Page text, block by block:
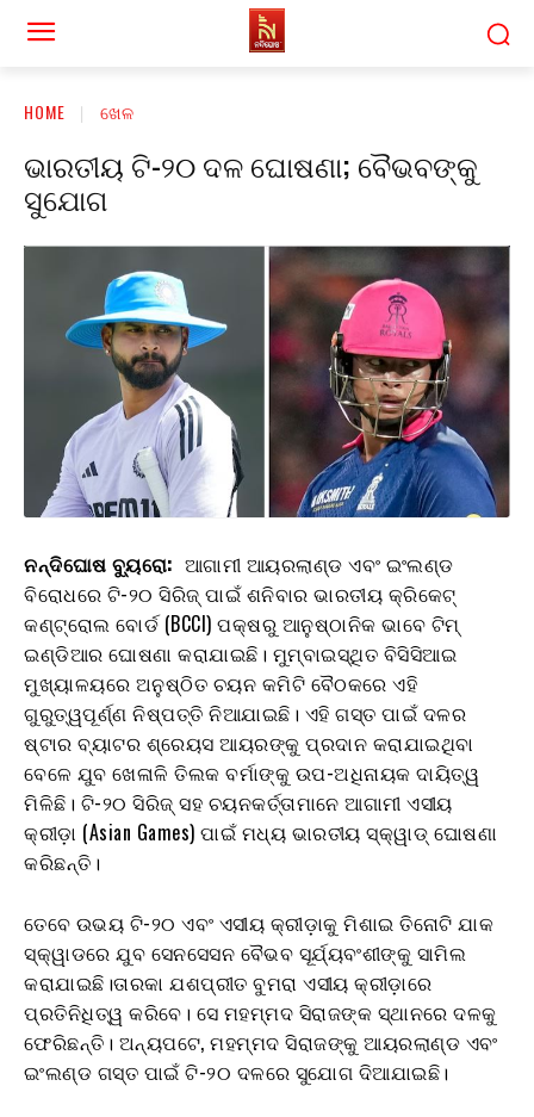
HOME ଖେଳ
ଭାରତୀୟ ଟି-୨୦ ଦଳ ଘୋଷଣା; ବୈଭବଙ୍କୁ
ସୁଯୋଗ
ନନ୍ଦିଘୋଷ ବ୍ୟୁରୋ: ଆଗାମୀ ଆୟରଲାଣ୍ଡ ଏବଂ ଇଂଲଣ୍ଡ
ବିରୋଧରେ ଟି-୨୦ ସିରିଜ୍ ପାଇଁ ଶନିବାର ଭାରତୀୟ କ୍ରିକେଟ୍
କଣ୍ଟ୍ରୋଲ ବୋର୍ଡ (BCCI) ପକ୍ଷରୁ ଆନୁଷ୍ଠାନିକ ଭାବେ ଟିମ୍
ଇଣ୍ଡିଆର ଘୋଷଣା କରାଯାଇଛି। ମୁମ୍ବାଇସ୍ଥିତ ବିସିସିଆଇ
ମୁଖ୍ୟାଳୟରେ ଅନୁଷ୍ଠିତ ଚୟନ କମିଟି ବୈଠକରେ ଏହି
ଗୁରୁତ୍ୱପୂର୍ଣ୍ଣ ନିଷ୍ପତ୍ତି ନିଆଯାଇଛି। ଏହି ଗସ୍ତ ପାଇଁ ଦଳର
ଷ୍ଟାର ବ୍ୟାଟର ଶ୍ରେୟସ ଆୟରଙ୍କୁ ପ୍ରଦାନ କରାଯାଇଥିବା
ବେଳେ ଯୁବ ଖେଳାଳି ତିଲକ ବର୍ମାଙ୍କୁ ଉପ-ଅଧିନାୟକ ଦାୟିତ୍ୱ
ମିଳିଛି। ଟି-୨୦ ସିରିଜ୍ ସହ ଚୟନକର୍ତ୍ତାମାନେ ଆଗାମୀ ଏସୀୟ
କ୍ରୀଡ଼ା (Asian Games) ପାଇଁ ମଧ୍ୟ ଭାରତୀୟ ସ୍କ୍ୱାଡ୍ ଘୋଷଣା
କରିଛନ୍ତି।
ତେବେ ଉଭୟ ଟି-୨୦ ଏବଂ ଏସୀୟ କ୍ରୀଡ଼ାକୁ ମିଶାଇ ତିନୋଟି ଯାକ
ସ୍କ୍ୱାଡରେ ଯୁବ ସେନସେସନ ବୈଭବ ସୂର୍ଯ୍ୟବଂଶୀଙ୍କୁ ସାମିଲ
କରାଯାଇଛି।ତାରକା ଯଶପ୍ରୀତ ବୁମରା ଏସୀୟ କ୍ରୀଡ଼ାରେ
ପ୍ରତିନିଧିତ୍ୱ କରିବେ। ସେ ମହମ୍ମଦ ସିରାଜଙ୍କ ସ୍ଥାନରେ ଦଳକୁ
ଫେରିଛନ୍ତି। ଅନ୍ୟପଟେ, ମହମ୍ମଦ ସିରାଜଙ୍କୁ ଆୟରଲାଣ୍ଡ ଏବଂ
ଇଂଲଣ୍ଡ ଗସ୍ତ ପାଇଁ ଟି-୨୦ ଦଳରେ ସୁଯୋଗ ଦିଆଯାଇଛି।